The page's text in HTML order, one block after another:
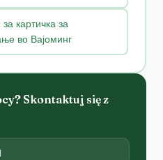
картичка за
во Вајоминг
Skontaktuj się z